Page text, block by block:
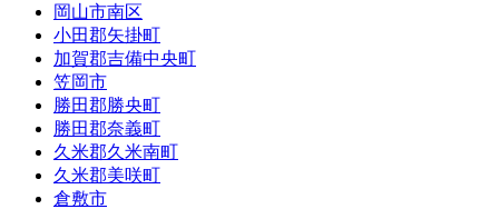
岡山市南区
小田郡矢掛町
加賀郡吉備中央町
笠岡市
勝田郡勝央町
勝田郡奈義町
久米郡久米南町
久米郡美咲町
倉敷市